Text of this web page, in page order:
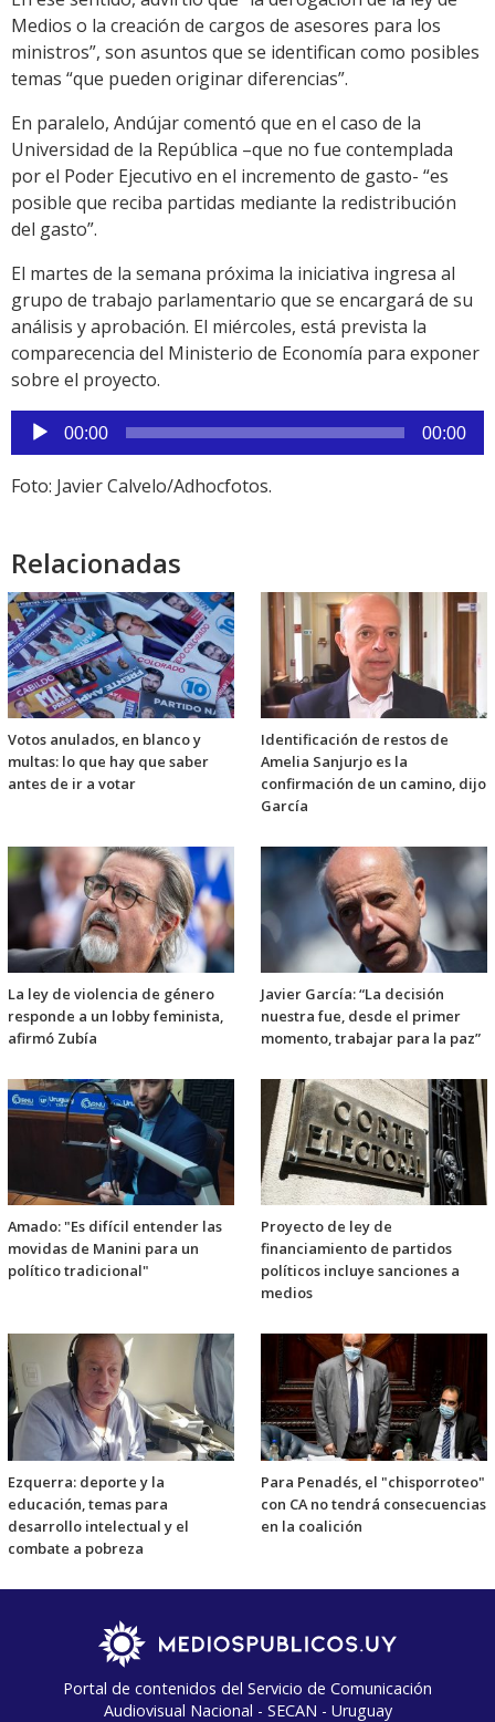
Medios o la creación de cargos de asesores para los
ministros”, son asuntos que se identifican como posibles
temas “que pueden originar diferencias”.
En paralelo, Andújar comentó que en el caso de la
Universidad de la República –que no fue contemplada
por el Poder Ejecutivo en el incremento de gasto- “es
posible que reciba partidas mediante la redistribución
del gasto”.
El martes de la semana próxima la iniciativa ingresa al
grupo de trabajo parlamentario que se encargará de su
análisis y aprobación. El miércoles, está prevista la
comparecencia del Ministerio de Economía para exponer
sobre el proyecto.
Reproductor
de
audio
00:00 00:00
Foto: Javier Calvelo/Adhocfotos.
Relacionadas
Votos anulados, en blanco y
multas: lo que hay que saber
antes de ir a votar
Identificación de restos de
Amelia Sanjurjo es la
confirmación de un camino, dijo
García
La ley de violencia de género
responde a un lobby feminista,
afirmó Zubía
Javier García: “La decisión
nuestra fue, desde el primer
momento, trabajar para la paz”
Amado: "Es difícil entender las
movidas de Manini para un
político tradicional"
Proyecto de ley de
financiamiento de partidos
políticos incluye sanciones a
medios
Ezquerra: deporte y la
educación, temas para
desarrollo intelectual y el
combate a pobreza
Para Penadés, el "chisporroteo"
con CA no tendrá consecuencias
en la coalición
Portal de contenidos del Servicio de Comunicación
Audiovisual Nacional - SECAN - Uruguay